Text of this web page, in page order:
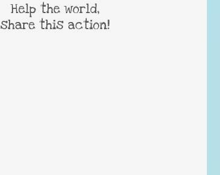
Help the world,
share this action!